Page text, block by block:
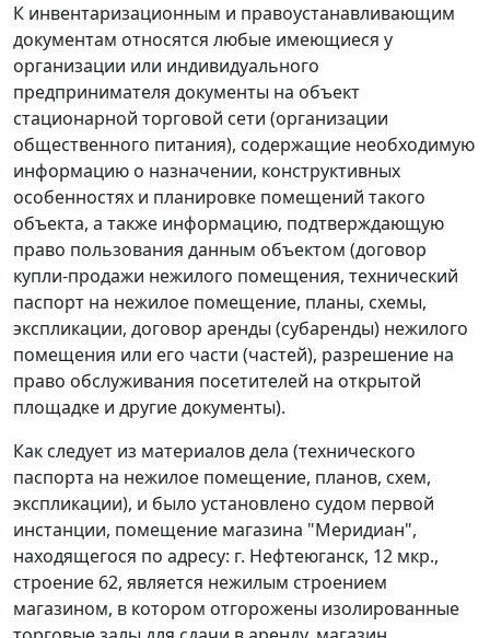
К инвентаризационным и правоустанавливающим
документам относятся любые имеющиеся у
организации или индивидуального
предпринимателя документы на объект
стационарной торговой сети (организации
общественного питания), содержащие необходимую
информацию о назначении, конструктивных
особенностях и планировке помещений такого
объекта, а также информацию, подтверждающую
право пользования данным объектом (договор
купли-продажи нежилого помещения, технический
паспорт на нежилое помещение, планы, схемы,
экспликации, договор аренды (субаренды) нежилого
помещения или его части (частей), разрешение на
право обслуживания посетителей на открытой
площадке и другие документы).
Как следует из материалов дела (технического
паспорта на нежилое помещение, планов, схем,
экспликации), и было установлено судом первой
инстанции, помещение магазина "Меридиан",
находящегося по адресу: г. Нефтеюганск, 12 мкр.,
строение 62, является нежилым строением
магазином, в котором отгорожены изолированные